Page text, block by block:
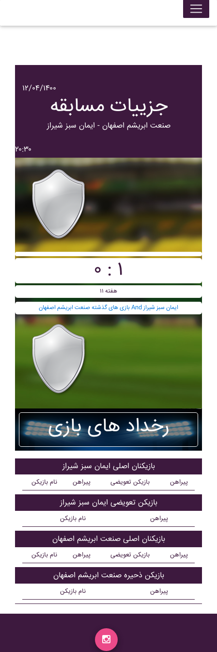
۱۲/۰۴/۱۴۰۰
جزییات مسابقه
صنعت ابريشم اصفهان - ايمان سبز شيراز
۲۰:۳۰
۰ : ۱
هفته ۱۱
بازی های گذشته صنعت ابريشم اصفهان And ايمان سبز شيراز
رخداد های بازی
بازیکنان اصلی ايمان سبز شيراز
نام بازیکن پیراهن بازیکن تعویضی پیراهن
بازیکن تعویضی ايمان سبز شيراز
نام بازیکن پیراهن
بازیکنان اصلی صنعت ابريشم اصفهان
نام بازیکن پیراهن بازیکن تعویضی پیراهن
بازیکن ذحیره صنعت ابريشم اصفهان
نام بازیکن پیراهن